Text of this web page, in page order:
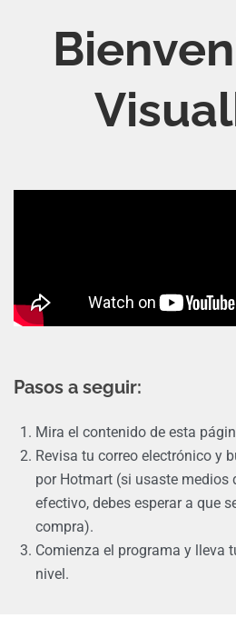
Pasos a seguir:
Mira el contenido de esta
Revisa tu correo electrónico y
por Hotmart (si usaste medios
efectivo, debes esperar a que
compra).
Comienza el programa y lleva
nivel.